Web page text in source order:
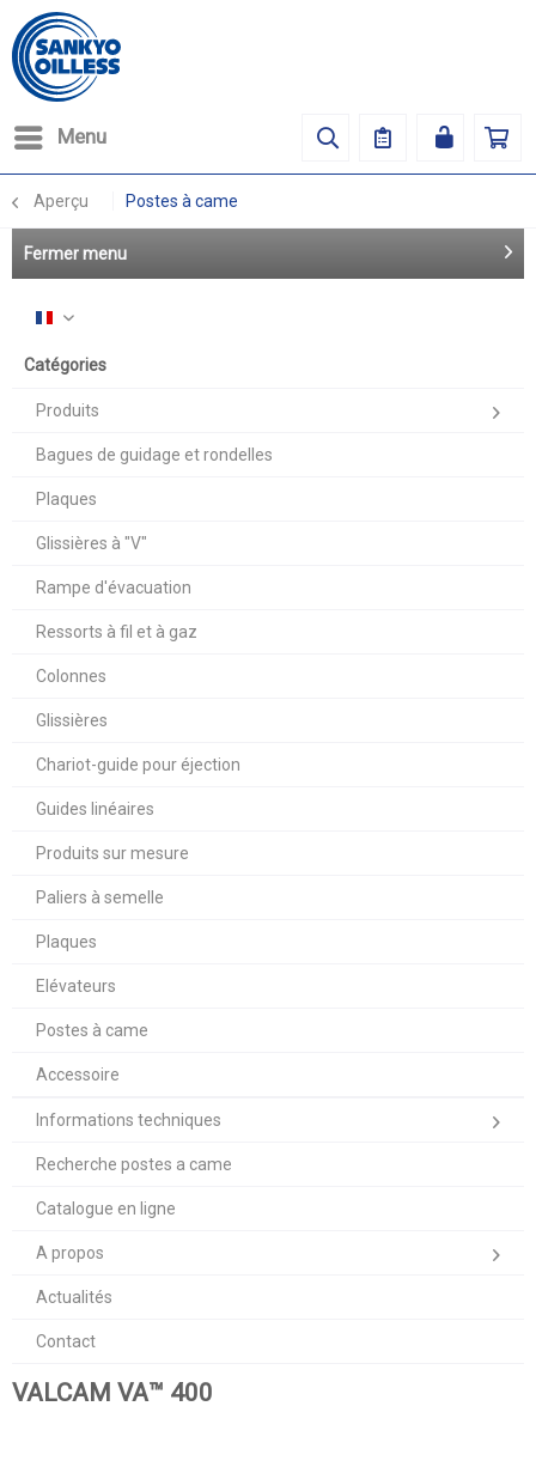
Menu
Aperçu Postes à came
Fermer menu
Français
Catégories
Produits
Bagues de guidage et rondelles
Plaques
Glissières à "V"
Rampe d'évacuation
Ressorts à fil et à gaz
Colonnes
Glissières
Chariot-guide pour éjection
Guides linéaires
Produits sur mesure
Paliers à semelle
Plaques
Elévateurs
Postes à came
Accessoire
Informations techniques
Recherche postes a came
Catalogue en ligne
A propos
Actualités
Contact
VALCAM VA™ 400